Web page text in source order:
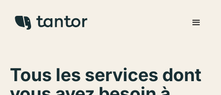
Tous les services dont